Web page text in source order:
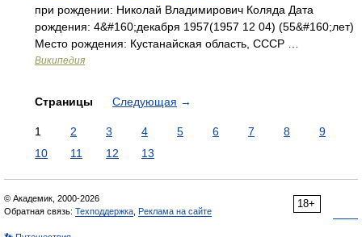
при рождении: Николай Владимирович Коляда Дата
рождения: 4&#160;декабря 1957(1957 12 04) (55&#160;лет)
Место рождения: Кустанайская область, СССР …
Википедия
Страницы Следующая →
1 2 3 4 5 6 7 8
9
10
11 12 13
18+
© Академик, 2000-2026
Обратная связь: Техподдержка Реклама на сайте